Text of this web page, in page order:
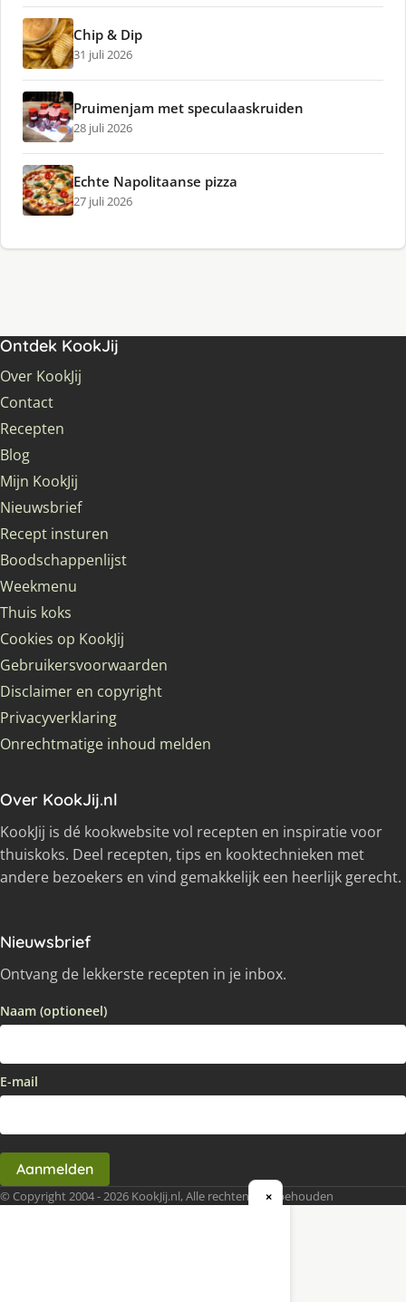
Chip & Dip
31 juli 2026
Pruimenjam met speculaaskruiden
28 juli 2026
Echte Napolitaanse pizza
27 juli 2026
Ontdek KookJij
Over KookJij
Contact
Recepten
Blog
Mijn KookJij
Nieuwsbrief
Recept insturen
Boodschappenlijst
Weekmenu
Thuis koks
Cookies op KookJij
Gebruikersvoorwaarden
Disclaimer en copyright
Privacyverklaring
Onrechtmatige inhoud melden
Over KookJij.nl
KookJij is dé kookwebsite vol recepten en inspiratie voor
thuiskoks. Deel recepten, tips en kooktechnieken met
andere bezoekers en vind gemakkelijk een heerlijk gerecht.
Nieuwsbrief
Ontvang de lekkerste recepten in je inbox.
Naam (optioneel)
E-mail
Aanmelden
© Copyright 2004 - 2026 KookJij.nl, Alle rechten voorbehouden
×